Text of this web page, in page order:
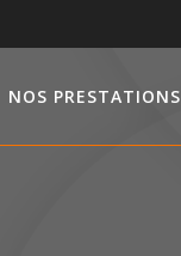
NOS PRESTATIONS